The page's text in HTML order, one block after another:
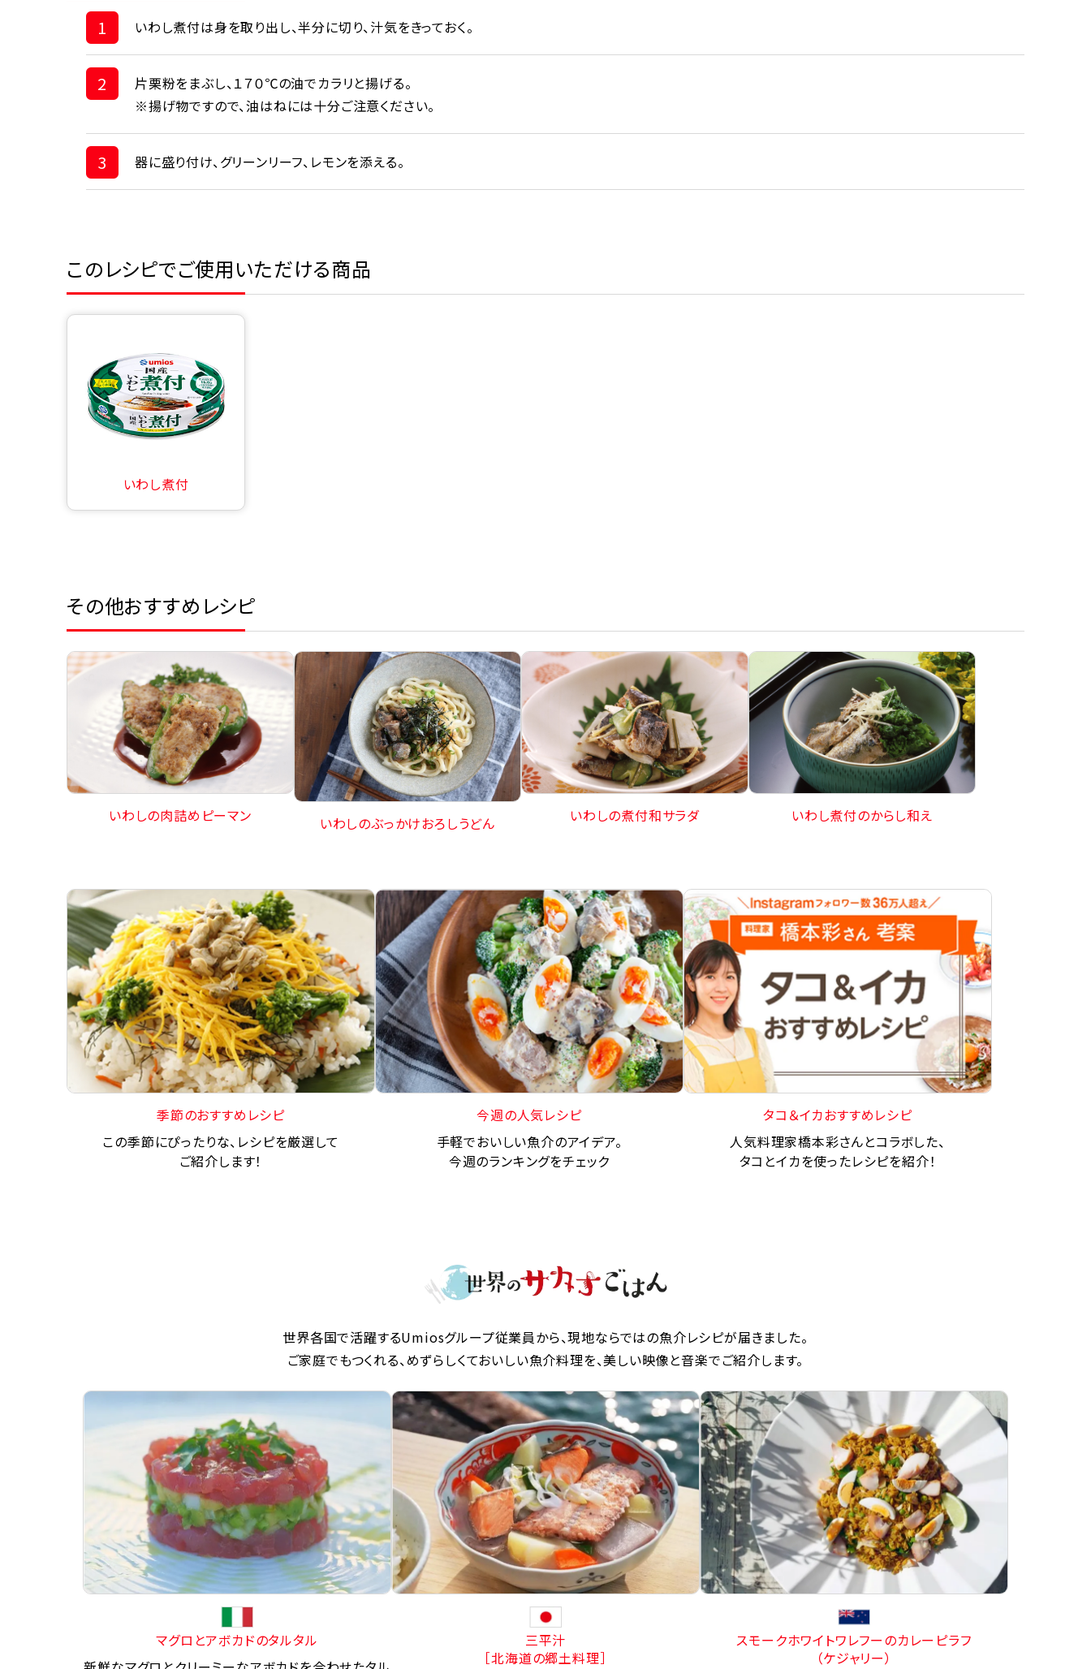
1 いわし煮付は身を取り出し、半分に切り、汁気をきっておく。
2
片栗粉をまぶし、１７０℃の油でカラリと揚げる。
※揚げ物ですので、油はねには十分ご注意ください。
3 器に盛り付け、グリーンリーフ、レモンを添える。
このレシピでご使用いただける商品
いわし煮付
その他おすすめレシピ
いわしの肉詰めピーマン いわしのぶっかけおろしうどん いわしの煮付和サラダ いわし煮付のからし和え
季節のおすすめレシピ
この季節にぴったりな、レシピを厳選して
ご紹介します！
今週の人気レシピ
手軽でおいしい魚介のアイデア。
今週のランキングをチェック
タコ＆イカおすすめレシピ
人気料理家橋本彩さんとコラボした、
タコとイカを使ったレシピを紹介！
世界各国で活躍するUmiosグループ従業員から、現地ならではの魚介レシピが届きました。
ご家庭でもつくれる、めずらしくておいしい魚介料理を、美しい映像と音楽でご紹介します。
マグロとアボカドのタルタル
三平汁
［北海道の郷土料理］
スモークホワイトワレフーのカレーピラフ
（ケジャリー）